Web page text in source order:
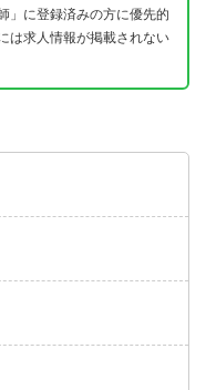
」に登録済みの方に優先的
は求人情報が掲載されない